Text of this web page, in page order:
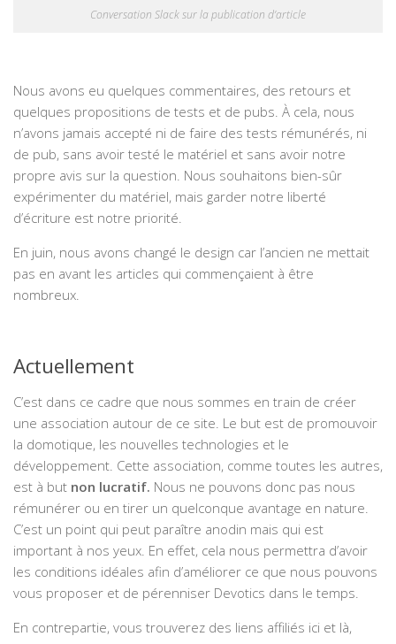
Conversation Slack sur la publication d’article
Nous avons eu quelques commentaires, des retours et
quelques propositions de tests et de pubs. À cela, nous
n’avons jamais accepté ni de faire des tests rémunérés, ni
de pub, sans avoir testé le matériel et sans avoir notre
propre avis sur la question. Nous souhaitons bien-sûr
expérimenter du matériel, mais garder notre liberté
d’écriture est notre priorité.
En juin, nous avons changé le design car l’ancien ne mettait
pas en avant les articles qui commençaient à être
nombreux.
Actuellement
C’est dans ce cadre que nous sommes en train de créer
une association autour de ce site. Le but est de promouvoir
la domotique, les nouvelles technologies et le
développement. Cette association, comme toutes les autres,
est à but non lucratif. Nous ne pouvons donc pas nous
rémunérer ou en tirer un quelconque avantage en nature.
C’est un point qui peut paraître anodin mais qui est
important à nos yeux. En effet, cela nous permettra d’avoir
les conditions idéales afin d’améliorer ce que nous pouvons
vous proposer et de pérenniser Devotics dans le temps.
En contrepartie, vous trouverez des liens affiliés ici et là,